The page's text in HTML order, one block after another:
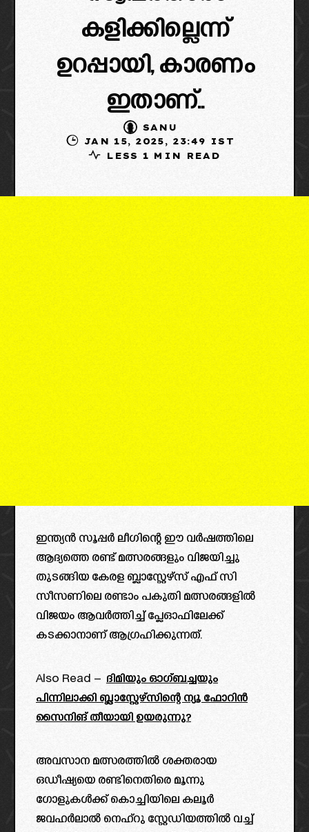
കളിക്കില്ലെന്ന്
ഉറപ്പായി, കാരണം
ഇതാണ്..
SANU
JAN 15, 2025, 23:49 IST
LESS 1 MIN READ
ഇന്ത്യൻ സൂപ്പർ ലീഗിന്റെ ഈ വർഷത്തിലെ
ആദ്യത്തെ രണ്ട് മത്സരങ്ങളും വിജയിച്ചു
തുടങ്ങിയ കേരള ബ്ലാസ്റ്റേഴ്സ് എഫ് സി
സീസണിലെ രണ്ടാം പകുതി മത്സരങ്ങളിൽ
വിജയം ആവർത്തിച്ച് പ്ലേഓഫിലേക്ക്
കടക്കാനാണ് ആഗ്രഹിക്കുന്നത്.
Also Read – ദിമിയും ഓഗ്ബച്ചയും
പിന്നിലാക്കി ബ്ലാസ്റ്റേഴ്സിന്റെ ന്യൂ ഫോറിൻ
സൈനിങ് തീയായി ഉയരുന്നു?
അവസാന മത്സരത്തിൽ ശക്തരായ
ഒഡീഷ്യയെ രണ്ടിനെതിരെ മൂന്നു
ഗോളുകൾക്ക് കൊച്ചിയിലെ കലൂർ
ജവഹർലാൽ നെഹ്റു സ്റ്റേഡിയത്തിൽ വച്ച്